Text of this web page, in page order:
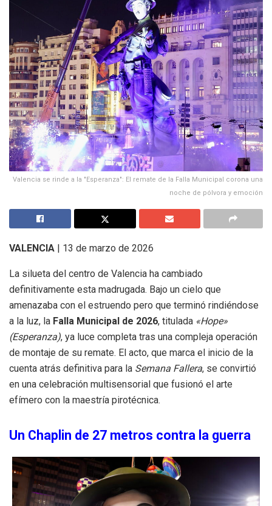
Valencia se rinde a la "Esperanza": El remate de la Falla Municipal corona una
noche de pólvora y emoción
VALENCIA | 13 de marzo de 2026
La silueta del centro de Valencia ha cambiado
definitivamente esta madrugada. Bajo un cielo que
amenazaba con el estruendo pero que terminó rindiéndose
a la luz, la Falla Municipal de 2026, titulada «Hope»
(Esperanza), ya luce completa tras una compleja operación
de montaje de su remate. El acto, que marca el inicio de la
cuenta atrás definitiva para la Semana Fallera, se convirtió
en una celebración multisensorial que fusionó el arte
efímero con la maestría pirotécnica.
Un Chaplin de 27 metros contra la guerra